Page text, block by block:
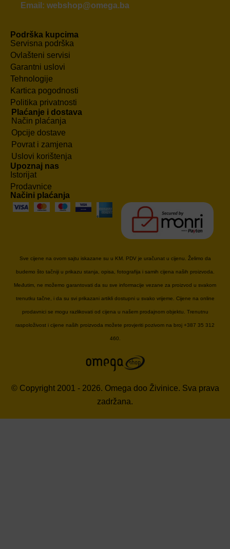
Email: webshop@omega.ba
Podrška kupcima
Servisna podrška
Ovlašteni servisi
Garantni uslovi
Tehnologije
Kartica pogodnosti
Politika privatnosti
Plaćanje i dostava
Način plaćanja
Opcije dostave
Povrat i zamjena
Uslovi korištenja
Upoznaj nas
Istorijat
Prodavnice
Načini plaćanja
Sve cijene na ovom sajtu iskazane su u KM. PDV je uračunat u cijenu. Želimo da
budemo što tačniji u prikazu stanja, opisa, fotografija i samih cijena naših proizvoda.
Međutim, ne možemo garantovati da su sve informacije vezane za proizvod u svakom
trenutku tačne, i da su svi prikazani artikli dostupni u svako vrijeme. Cijene na online
prodavnici se mogu razlikovati od cijena u našem prodajnom objektu. Trenutnu
raspoloživost i cijene naših proizvoda možete provjeriti pozivom na broj +387 35 312
460.
© Copyright 2001 - 2026. Omega doo Živinice. Sva prava
zadržana.